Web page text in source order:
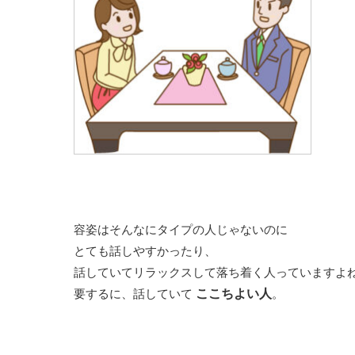
容姿はそんなにタイプの人じゃないのに
とても話しやすかったり、
話していてリラックスして落ち着く人っていますよ
要するに、話していて ここちよい人 。